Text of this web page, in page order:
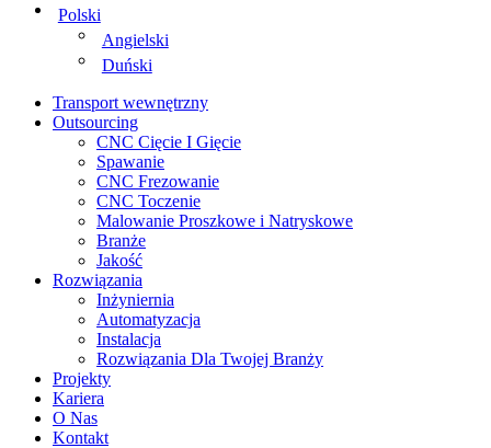
Polski
Angielski
Duński
Transport wewnętrzny
Outsourcing
CNC Cięcie I Gięcie
Spawanie
CNC Frezowanie
CNC Toczenie
Malowanie Proszkowe i Natryskowe
Branże
Jakość
Rozwiązania
Inżyniernia
Automatyzacja
Instalacja
Rozwiązania Dla Twojej Branży
Projekty
Kariera
O Nas
Kontakt